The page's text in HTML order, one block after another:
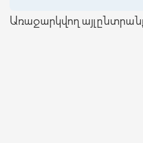
Առաջարկվող